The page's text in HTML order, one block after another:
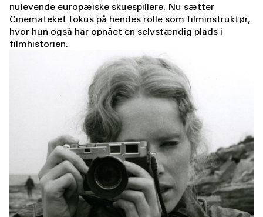
nulevende europæiske skuespillere. Nu sætter
Cinemateket fokus på hendes rolle som filminstruktør,
hvor hun også har opnået en selvstændig plads i
filmhistorien.